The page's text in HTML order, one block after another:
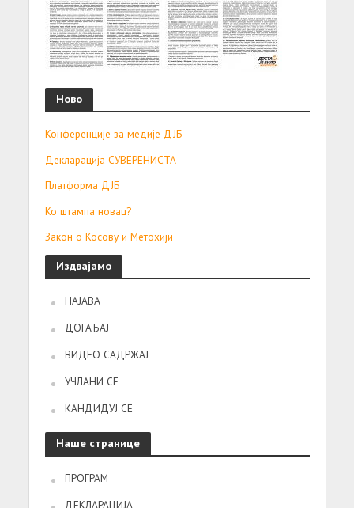
Ново
Конференције за медије ДЈБ
Декларација СУВЕРЕНИСТА
Платформа ДЈБ
Ко штампа новац?
Закон о Косову и Метохији
Издвајамо
НАЈАВА
ДОГАЂАЈ
ВИДЕО САДРЖАЈ
УЧЛАНИ СЕ
КАНДИДУЈ СЕ
Наше странице
ПРОГРАМ